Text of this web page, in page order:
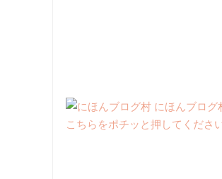
こちらをポチッと押してくださ